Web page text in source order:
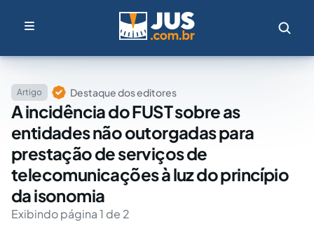
Artigo Destaque dos editores
A incidência do FUST sobre as
entidades não outorgadas para
prestação de serviços de
telecomunicações à luz do princípio
da isonomia
Exibindo página 1 de 2